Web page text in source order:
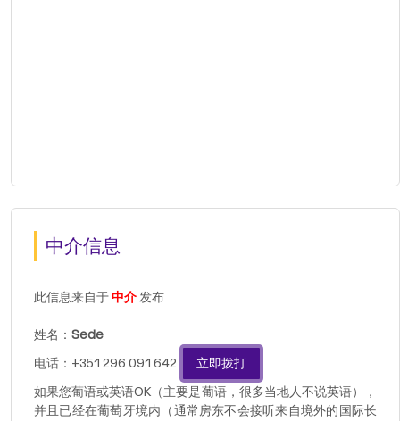
中介信息
此信息来自于中介发布
姓名： Sede
电话：+351 296 091 642
立即拨打
如果您葡语或英语OK（主要是葡语，很多当地人不说英语），
并且已经在葡萄牙境内（通常房东不会接听来自境外的国际长